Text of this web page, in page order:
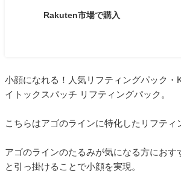
Rakuten市場で購入
小顔になれる！人気リフティングパック・
イトックスパッチ リフティングパック。
こちらはアゴのラインに特化したリフティ
アゴのラインのたるみが気になる方におす
と引っ掛けることで小顔を実現。